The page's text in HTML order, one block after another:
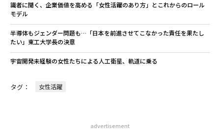
識者に聞く、企業価値を高める「女性活躍のあり方」とこれからのロール
モデル
半導体もジェンダー問題も…「日本を前進させてこなかった責任を果たし
たい」東工大学長の決意
宇宙開発未経験の女性たちによる人工衛星、軌道に乗る
タグ： 女性活躍
advertisement